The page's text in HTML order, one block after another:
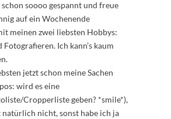
soooo gespannt und freue
auf ein Wochenende
meinen zwei liebsten Hobbys:
Fotografieren. Ich kann’s kaum
jetzt schon meine Sachen
wird es eine
Cropperliste geben? *smile*),
natürlich nicht, sonst habe ich ja